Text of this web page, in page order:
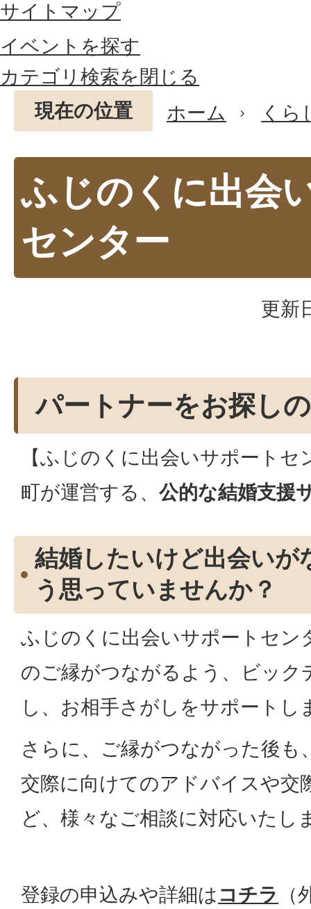
サイトマップ
イベントを探す
カテゴリ検索を閉じる
現在の位置
ホーム くら
ふじのくに出会
センター
更新
パートナーをお探し
【ふじのくに出会いサポート
町が運営する、 公的な結婚支援
結婚したいけど出会いが
う思っていませんか？
ふじのくに出会いサポートセン
のご縁がつながるよう、ビック
し、お相手さがしをサポートし
さらに、ご縁がつながった後も
交際に向けてのアドバイスや交
ど、様々なご相談に対応いたし
登録の申込みや詳細は コチラ